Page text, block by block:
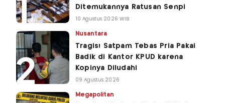
Ditemukannya Ratusan Senpi
10 Agustus 2026 WIB
Nusantara
Tragis! Satpam Tebas Pria Pakai
Badik di Kantor KPUD karena
Kopinya Diludahi
09 Agustus 2026
Megapolitan